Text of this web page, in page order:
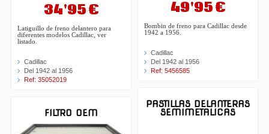
34'95 €
Latiguillo de freno delantero para
diferentes modelos Cadillac, ver
listado.
Cadillac
Del 1942 al 1956
Ref: 35052019
FILTRO OEM
49'95 €
Bombin de freno para Cadillac desde
1942 a 1956.
Cadillac
Del 1942 al 1956
Ref: 5456585
PASTILLAS DELANTERAS
SEMIMETALICAS